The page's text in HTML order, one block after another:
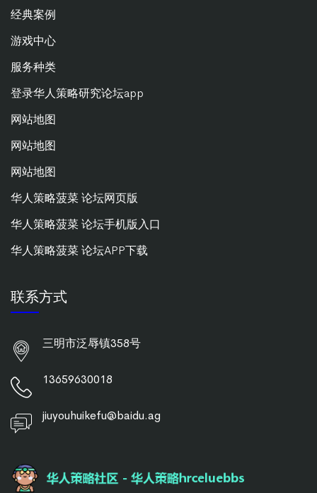
经典案例
游戏中心
服务种类
登录华人策略研究论坛app
网站地图
网站地图
网站地图
华人策略菠菜 论坛网页版
华人策略菠菜 论坛手机版入口
华人策略菠菜 论坛APP下载
联系方式
三明市泛辱镇358号
13659630018
jiuyouhuikefu@baidu.ag